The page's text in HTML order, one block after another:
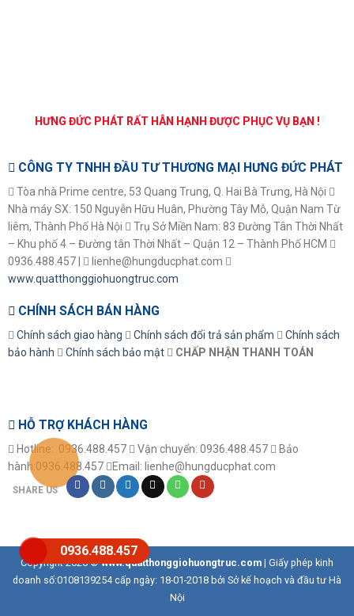
HƯNG ĐỨC PHÁT RẤT HÂN HẠNH ĐƯỢC PHỤC VỤ BẠN !
CÔNG TY TNHH ĐẦU TƯ THƯƠNG MẠI HƯNG ĐỨC PHÁT
Tòa nhà Prime centre, 53 Quang Trung, Q. Hai Bà Trưng, Hà Nội
Nhà máy SX: 150 Nguyễn Hữu Huân, Phường Tây Mỗ, Quận Nam Từ
liêm, Thành Phố Hà Nội
Trụ Sở Miền Nam: 83 Đường Tân Thời Nhất
– Khu phố 4 – Đường tân Thời Nhất – Quận 12 – Thành Phố HCM
0936.488.457 |
lienhe@hungducphat.com
www.quatthonggiohuongtruc.com
CHÍNH SÁCH BÁN HÀNG
Chính sách giao hàng Chính sách đổi trả sản phẩm
Chính sách
bảo hành
Chính sách bảo mật CHẤP NHẬN THANH TOÁN
HỖ TRỢ KHÁCH HÀNG
Hotline: 0936.488.457 Vận chuyển: 0936.488.457
Bảo
hành:0936.488.457
Email: lienhe@hungducphat.com
0936.488.457
SHARE US
Copyright 2026 ©www.quatthonggiohuongtruc.com | Giấy phép kinh
doanh số:0108139254 cấp ngày: 18-01-2018 bởi Sở kế hoạch và đầu tư Hà
Nội